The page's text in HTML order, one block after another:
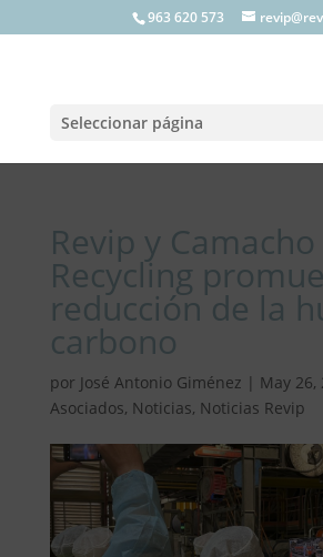
963 620 573
Seleccionar página
Revip y Camacho
Recycling
reducción de la
carbono
por José Antonio Giménez | May 26,
Asociados, Noticias, Noticias Revip